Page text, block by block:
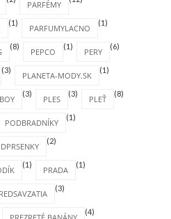
PARFÉMY
(1)
PARFUMYLACNO
(1)
(8)
PEPCO
(1)
PERY
(6)
(3)
PLANETA-MODY.SK
(1)
(3)
PLES
(3)
PLEŤ
(8)
PODBRADNÍKY
(1)
(2)
(1)
PRADA
(1)
(3)
(4)